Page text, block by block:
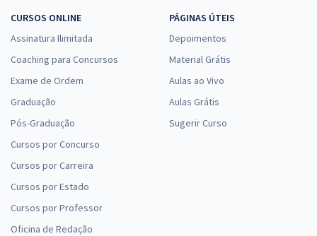
CURSOS ONLINE
Assinatura Ilimitada
Coaching para Concursos
Exame de Ordem
Graduação
Pós-Graduação
Cursos por Concurso
Cursos por Carreira
Cursos por Estado
Cursos por Professor
Oficina de Redação
PÁGINAS ÚTEIS
Depoimentos
Material Grátis
Aulas ao Vivo
Aulas Grátis
Sugerir Curso